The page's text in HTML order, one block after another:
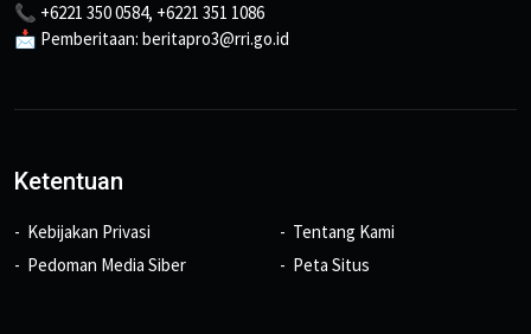
📞 +6221 350 0584, +6221 351 1086
📩 Pemberitaan: beritapro3@rri.go.id
Ketentuan
Kebijakan Privasi
Pedoman Media Siber
Tentang Kami
Peta Situs